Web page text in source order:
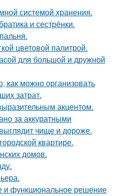
системой хранения.
и сестрёнки.
цветовой палитрой.
для большой и дружной
как можно организовать
затрат.
акцентом.
за аккуратными
чище и дороже.
квартире.
домов.
и функциональное решение